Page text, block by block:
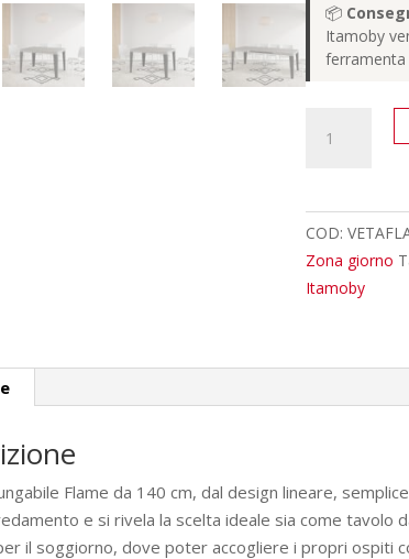
📦
Itamoby
ferramenta
allungabile
Flame
cashmere
gambe
COD:
Zona giorno
Itamoby
Flame da 140 cm, dal design lineare,
e si rivela la scelta ideale sia come tavolo
il soggiorno, dove poter accogliere i propri ospiti